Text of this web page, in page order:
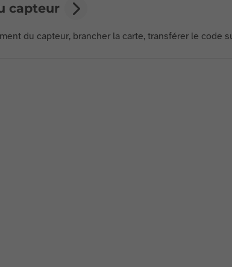
capteur
du capteur, brancher la carte, transférer le code